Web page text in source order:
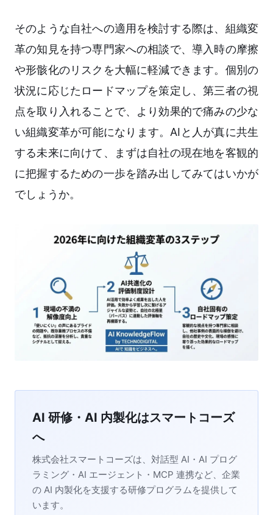
そのような自社への適用を検討する際は、組織変
革の知見を持つ専門家への相談で、導入時の摩擦
や形骸化のリスクを大幅に軽減できます。個別の
状況に応じたロードマップを策定し、第三者の視
点を取り入れることで、より効果的で痛みの少な
い組織変革が可能になります。AIと人が真に共生
する未来に向けて、まずは自社の現在地を客観的
に把握するための一歩を踏み出してみてはいかが
でしょうか。
AI 研修・AI 内製化はスマートコーズ
へ
株式会社スマートコーズは、対話型 AI・AI プログ
ラミング・AI エージェント・MCP 連携など、企業
の AI 内製化を支援する研修プログラムを提供して
います。